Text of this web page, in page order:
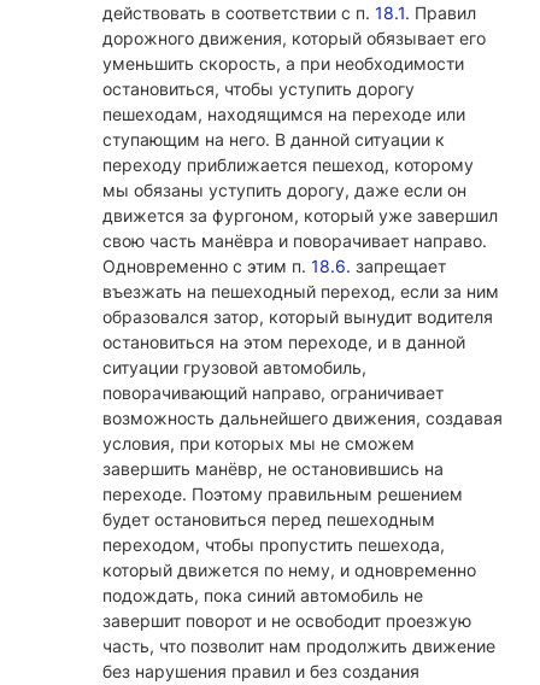
действовать в соответствии с п. 18.1. Правил
дорожного движения, который обязывает его
уменьшить скорость, а при необходимости
остановиться, чтобы уступить дорогу
пешеходам, находящимся на переходе или
ступающим на него. В данной ситуации к
переходу приближается пешеход, которому
мы обязаны уступить дорогу, даже если он
движется за фургоном, который уже завершил
свою часть манёвра и поворачивает направо.
Одновременно с этим п. 18.6. запрещает
въезжать на пешеходный переход, если за ним
образовался затор, который вынудит водителя
остановиться на этом переходе, и в данной
ситуации грузовой автомобиль,
поворачивающий направо, ограничивает
возможность дальнейшего движения, создавая
условия, при которых мы не сможем
завершить манёвр, не остановившись на
переходе. Поэтому правильным решением
будет остановиться перед пешеходным
переходом, чтобы пропустить пешехода,
который движется по нему, и одновременно
подождать, пока синий автомобиль не
завершит поворот и не освободит проезжую
часть, что позволит нам продолжить движение
без нарушения правил и без создания